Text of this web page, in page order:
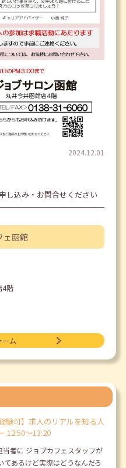
2024.12.01
し込み・お問合せください
ェ函館
4階
ーム
験可】求人のリアルを知る人
12:50～13:20
者に ジョブカフェスタッフが
あるけど実際はどうなんだろ